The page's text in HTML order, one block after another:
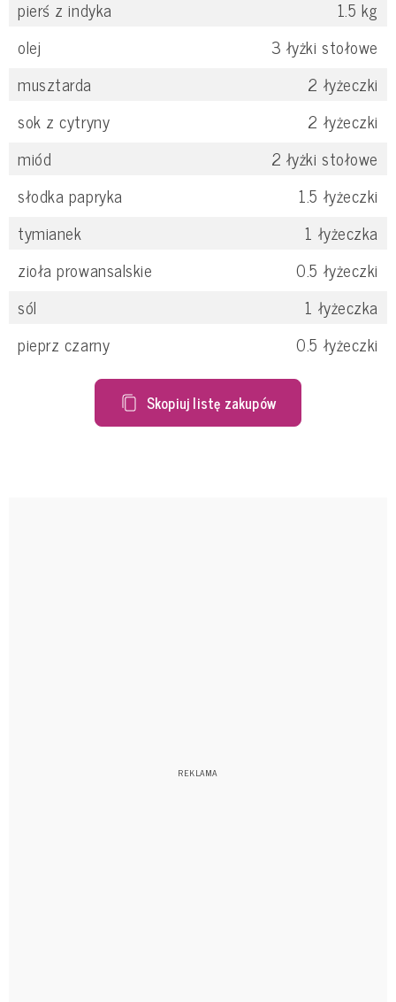
pierś z indyka 1.5 kg
olej
3 łyżki stołowe
musztarda
2 łyżeczki
sok z cytryny
2 łyżeczki
miód
2 łyżki stołowe
słodka papryka
1.5 łyżeczki
tymianek
1 łyżeczka
zioła prowansalskie
0.5 łyżeczki
sól
1 łyżeczka
pieprz czarny
0.5 łyżeczki
Skopiuj listę zakupów